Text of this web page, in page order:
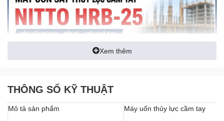
Xem thêm
THÔNG SỐ KỸ THUẬT
Mô tả sản phẩm Máy uốn thủy lực cầm tay